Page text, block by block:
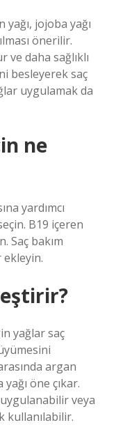
jojoba yağı
önerilir.
daha sağlıklı
besleyerek saç
uygulamak da
ne
yardımcı
B19 içeren
Saç bakım
yağlar saç
argan
öne çıkar.
veya
kullanılabilir.